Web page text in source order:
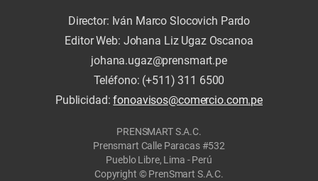
Director: Iván Marco Slocovich Pardo
Editor Web: Johana Liz Ugaz Oscanoa
johana.ugaz@prensmart.pe
Teléfono: (+511) 311 6500
Publicidad:fonoavisos@comercio.com.pe
PRENSMART S.A.C.
Prensmart Calle Paracas #532
Pueblo Libre, Lima - Perú
Copyright © PrenSmart S.A.C.